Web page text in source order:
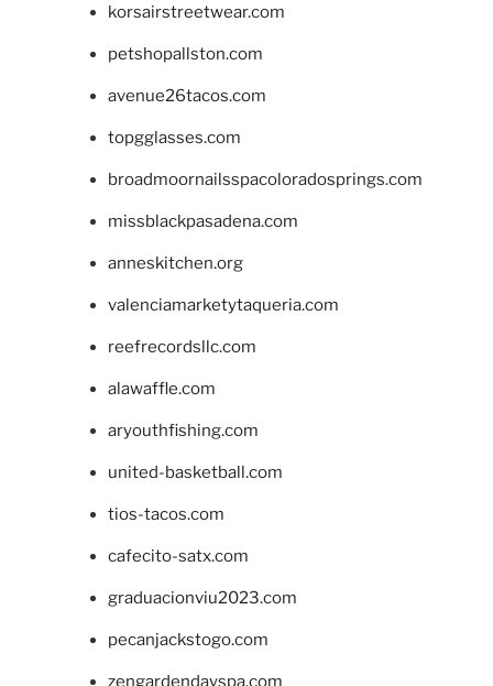
korsairstreetwear.com
petshopallston.com
avenue26tacos.com
topgglasses.com
broadmoornailsspacoloradosprings.com
missblackpasadena.com
anneskitchen.org
valenciamarketytaqueria.com
reefrecordsllc.com
alawaffle.com
aryouthfishing.com
united-basketball.com
tios-tacos.com
cafecito-satx.com
graduacionviu2023.com
pecanjackstogo.com
zengardendayspa.com